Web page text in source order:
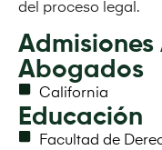
del proceso legal.
Admisiones
Abogados
California
Educación
Facultad de